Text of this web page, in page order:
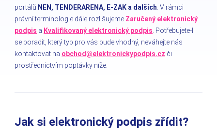
portálů NEN, TENDERARENA, E-ZAK a dalších . V rámci
právní terminologie dále rozlišujeme Zaručený elektronický
podpis a Kvalifikovaný elektronický podpis . Potřebujete-li
se poradit, který typ pro vás bude vhodný, neváhejte nás
kontaktovat na obchod@elektronickypodpis.cz či
prostřednictvím poptávky níže.
Jak si elektronický podpis zřídit?